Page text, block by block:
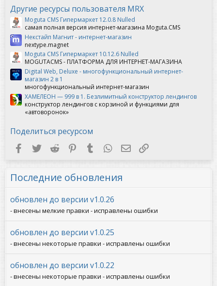
Другие ресурсы пользователя MRX
Moguta CMS Гипермаркет 12.0.8 Nulled
самая полная версия интернет-магазина Moguta.CMS
Некстайп Магнит - интернет-магазин
nextype.magnet
Moguta CMS Гипермаркет 10.12.6 Nulled
MOGUTACMS - ПЛАТФОРМА ДЛЯ ИНТЕРНЕТ-МАГАЗИНА
Digital Web, Deluxe - многофункциональный интернет-
магазин 2 в 1
многофункциональный интернет-магазин
ХАМЕЛЕОН — 999 в 1. Безлимитный конструктор лендингов
конструктор лендингов с корзиной и функциями для
«автоворонок»
Поделиться ресурсом
FacebookTwitter Reddit PinterestTumblr WhatsAppЭлектронная почта
Последние обновления
обновлен до версии v1.0.26
- внесены мелкие правки - исправлены ошибки
обновлен до версии v1.0.25
- внесены некоторые правки - исправлены ошибки
обновлен до версии v1.0.22
- внесены некоторые правки - исправлены ошибки